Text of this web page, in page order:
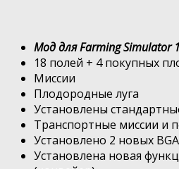
Мод для Farming Simulator
18 полей + 4 покупных
Миссии
Плодородные луга
Установлены
Транспортные миссии и
Установлено 2 новых BGA
Установлена ​​новая